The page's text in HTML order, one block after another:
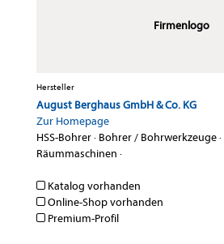
Firmenlogo
Hersteller
August Berghaus GmbH & Co. KG
Zur Homepage
HSS-Bohrer· Bohrer / Bohrwerkzeuge·
Räummaschinen ·
Katalog vorhanden
Online-Shop vorhanden
Premium-Profil